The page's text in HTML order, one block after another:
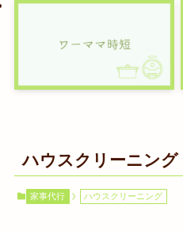
ハウスクリーニング
家事代行 ハウスクリーニング